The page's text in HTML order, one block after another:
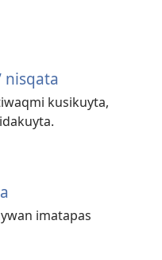
nisqata
kusikuyta,
imatapas